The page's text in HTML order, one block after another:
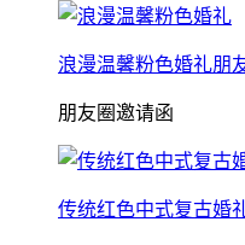
浪漫温馨粉色婚礼朋
朋友圈邀请函
传统红色中式复古婚